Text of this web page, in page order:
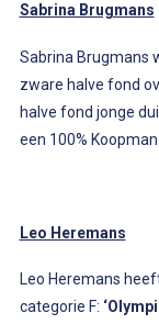
Sabrina Brugmans
Sabrina Brugmans
zware halve fond
halve fond jonge
een 100%
Leo Heremans
Leo Heremans
categorie F: